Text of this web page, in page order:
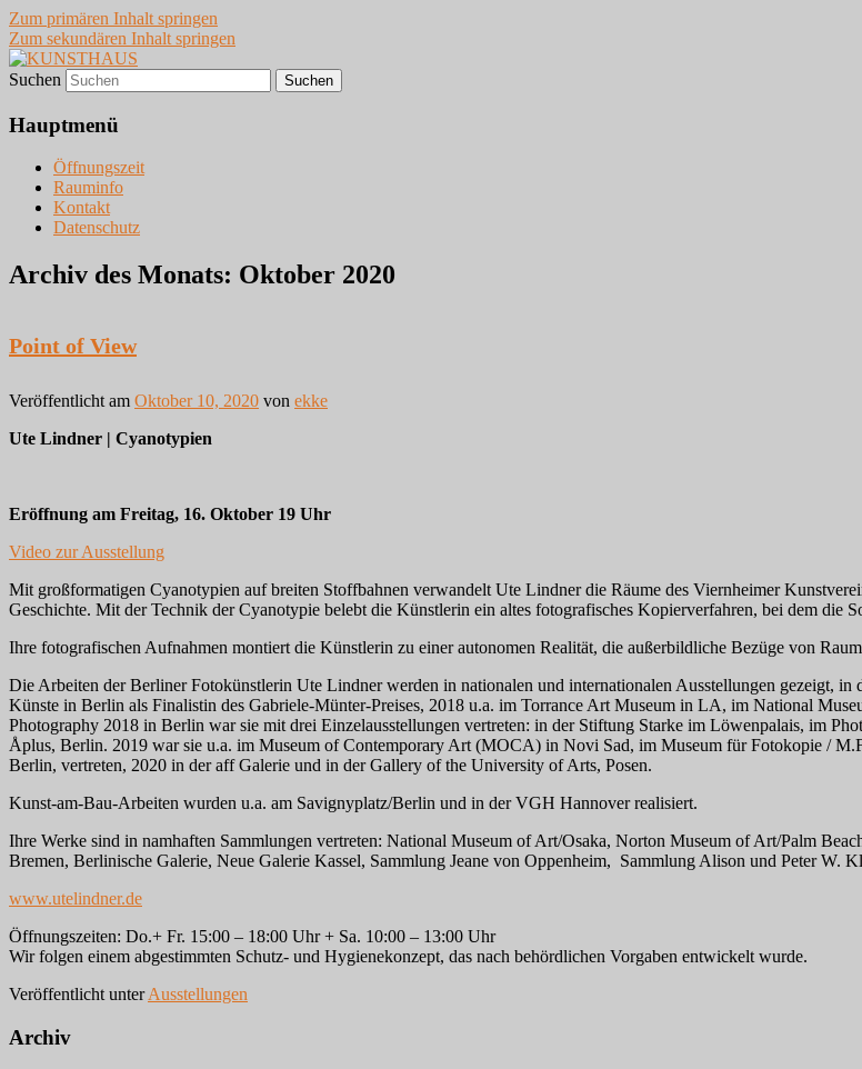
Zum primären Inhalt springen
Zum sekundären Inhalt springen
KUNSTHAUS
VIERNHEIM
Suchen
Hauptmenü
Öffnungszeit
Rauminfo
Kontakt
Datenschutz
Archiv des Monats: Oktober 2020
Point of View
Veröffentlicht am Oktober 10, 2020 von ekke
Ute Lindner | Cyanotypien
Eröffnung am Freitag, 16. Oktober 19 Uhr
Video zur Ausstellung
Mit großformatigen Cyanotypien auf breiten Stoffbahnen verwandelt Ute Lindner die Räume des Viernheimer
Geschichte. Mit der Technik der Cyanotypie belebt die Künstlerin ein altes fotografisches Kopierverfahren, bei dem die
Ihre fotografischen Aufnahmen montiert die Künstlerin zu einer autonomen Realität, die außerbildliche Bezüge von
Die Arbeiten der Berliner Fotokünstlerin Ute Lindner werden in nationalen und internationalen Ausstellungen gezeigt, in
Künste in Berlin als Finalistin des Gabriele-Münter-Preises, 2018 u.a. im Torrance Art Museum in LA, im National
Photography 2018 in Berlin war sie mit drei Einzelausstellungen vertreten: in der Stiftung Starke im Löwenpalais, im
Åplus, Berlin. 2019 war sie u.a. im Museum of Contemporary Art (MOCA) in Novi Sad, im Museum für Fotokopie /
Berlin, vertreten, 2020 in der aff Galerie und in der Gallery of the University of Arts, Posen.
Kunst-am-Bau-Arbeiten wurden u.a. am Savignyplatz/Berlin und in der VGH Hannover realisiert.
Ihre Werke sind in namhaften Sammlungen vertreten: National Museum of Art/Osaka, Norton Museum of Art/Palm
Bremen, Berlinische Galerie, Neue Galerie Kassel, Sammlung Jeane von Oppenheim, Sammlung Alison und Peter W.
www.utelindner.de
Öffnungszeiten: Do.+ Fr. 15:00 – 18:00 Uhr + Sa. 10:00 – 13:00 Uhr
Wir folgen einem abgestimmten Schutz- und Hygienekonzept, das nach behördlichen Vorgaben entwickelt wurde.
Veröffentlicht unter Ausstellungen
Archiv